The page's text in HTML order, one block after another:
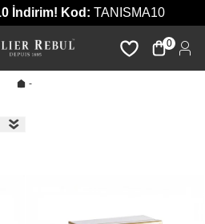
İndirim! Kod: TANISMA10
0
-